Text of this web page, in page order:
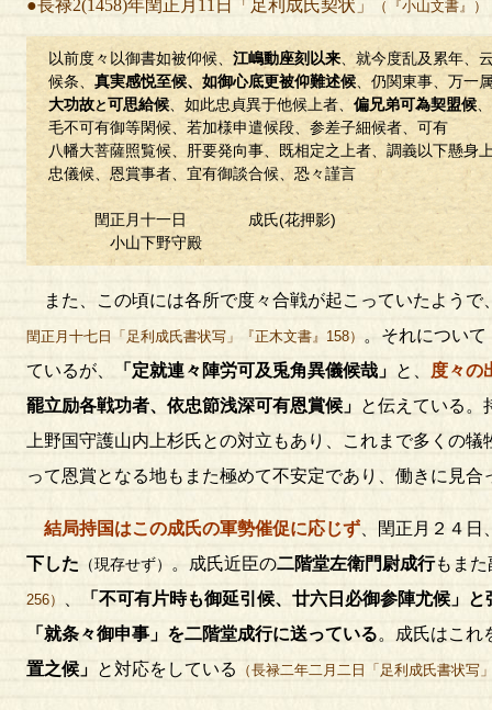
●長禄2(1458)年閏正月11日「足利成氏契状」 （『小山文書』）
以前度々以御書如被仰候、 江嶋動座刻以来 、就今度乱及累年、
候条、 真実感悦至候、如御心底更被仰難述候 、仍関東事、万一
大功故と可思給候、如此忠貞異于他候上者、 偏兄弟可為契盟候
毛不可有御等閑候、若加様申遣候段、参差子細候者、可有
八幡大菩薩照覧候、肝要発向事、既相定之上者、調義以下懸身
忠儀候、恩賞事者、宜有御談合候、恐々謹言
閏正月十一日 成氏(花押影)
小山下野守殿
また、この頃には各所で度々合戦が起こっていたようで
閏正月十七日「足利成氏書状写」『正木文書』158） 。それについて
ているが、
「定就連々陣労可及兎角異儀候哉」 と、
度々の
罷立励各戦功者、依忠節浅深可有恩賞候」 と伝えている。
上野国守護山内上杉氏との対立もあり、これまで多くの
って恩賞となる地もまた極めて不安定であり、働きに見
結局持国はこの成氏の軍勢催促に応じず 、閏正月２４日
下した （現存せず） 。成氏近臣の二階堂左衛門尉成行もまた
256） 、
「不可有片時も御延引候、廿六日必御参陣尤候」
「就条々御申事」を二階堂成行に送っている。成氏はこれ
置之候」 と対応をしている （長禄二年二月二日「足利成氏書状写